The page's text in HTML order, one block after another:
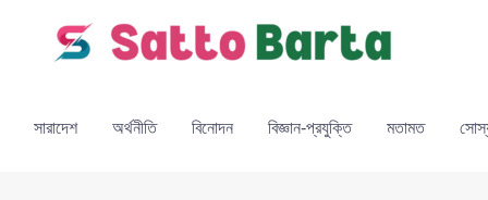
সারাদেশ অর্থনীতি বিনোদন বিজ্ঞান-প্রযুক্তি মতামত